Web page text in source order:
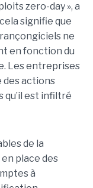
zero-day », a
signifie que
ne
en fonction du
Les entreprises
actions
qu’il est infiltré
de la
place des
à